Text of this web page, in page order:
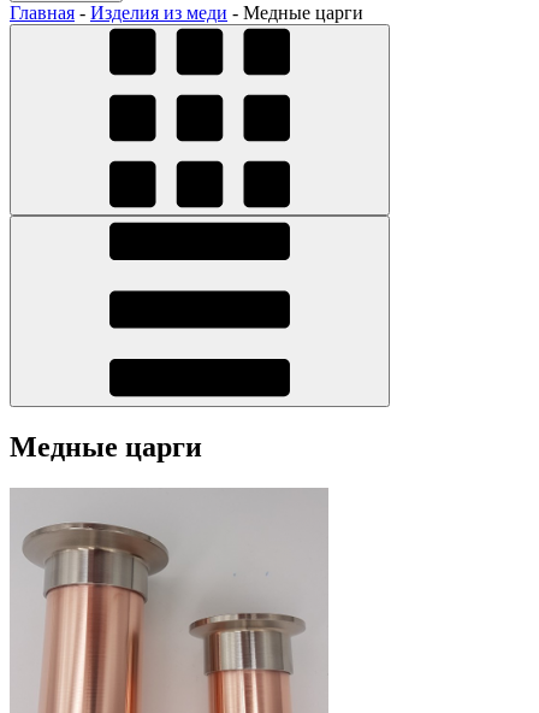
Главная - Изделия из меди - Медные царги
Медные царги